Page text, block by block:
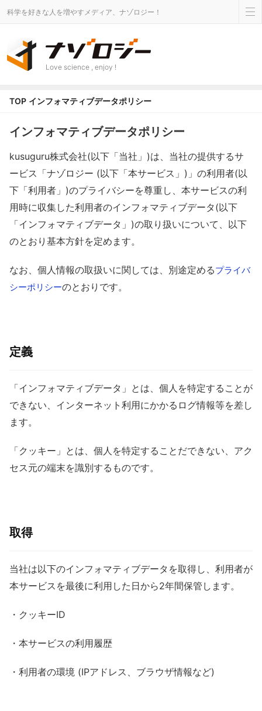
科学を好きな人を増やすメディア、ナゾロジー！
Love science , enjoy !
TOP インフォマティブデータポリシー
インフォマティブデータポリシー
kusuguru株式会社(以下「当社」)は、当社の提供するサ
ービス「ナゾロジー (以下「本サービス」)」の利用者(以
下「利用者」)のプライバシーを尊重し、本サービスの利
用時に収集した利用者のインフォマティブデータ(以下
「インフォマティブデータ」)の取り扱いについて、以下
のとおり基本方針を定めます。
なお、個人情報の取扱いに関しては、別途定めるプライバ
シーポリシーのとおりです。
定義
「インフォマティブデータ」とは、個人を特定することが
できない、インターネット利用にかかるログ情報等を差し
ます。
「クッキー」とは、個人を特定することだできない、アク
セス元の端末を識別するものです。
取得
当社は以下のインフォマティブデータを取得し、利用者が
本サービスを最後に利用した日から2年間保管します。
・クッキーID
・本サービスの利用履歴
・利用者の環境 (IPアドレス、ブラウザ情報など)